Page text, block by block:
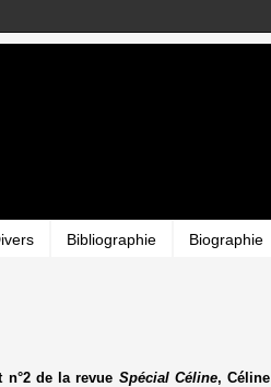
Bibliographie Biographie
de la revue Spécial Céline, Céline